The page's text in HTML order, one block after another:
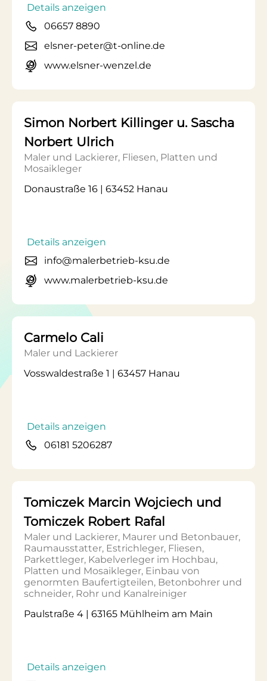
Details anzeigen
06657 8890
elsner-peter@t-online.de
www.elsner-wenzel.de
Simon Norbert Killinger u. Sascha
Norbert Ulrich
Maler und Lackierer, Fliesen, Platten und
Mosaikleger
Donaustraße 16 | 63452 Hanau
Details anzeigen
info@malerbetrieb-ksu.de
www.malerbetrieb-ksu.de
Carmelo Cali
Maler und Lackierer
Vosswaldestraße 1 | 63457 Hanau
Details anzeigen
06181 5206287
Tomiczek Marcin Wojciech und
Tomiczek Robert Rafal
Maler und Lackierer, Maurer und Betonbauer,
Raumausstatter, Estrichleger, Fliesen,
Parkettleger, Kabelverleger im Hochbau,
Platten und Mosaikleger, Einbau von
genormten Baufertigteilen, Betonbohrer und
schneider, Rohr und Kanalreiniger
Paulstraße 4 | 63165 Mühlheim am Main
Details anzeigen